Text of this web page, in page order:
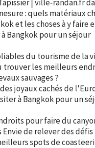
| ville-randan.fr
: quels matériaux
et les choses à y faire
Bangkok pour un séjour
du tourisme de la
trouver les meilleurs
sauvages ?
joyaux cachés de
à Bangkok pour un
pour faire du
Envie de relever des défis
spots de